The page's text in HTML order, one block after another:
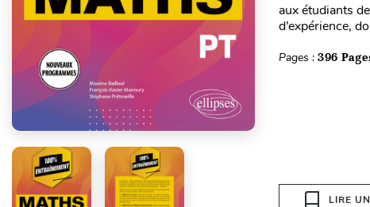
aux étudiants
d’expérience,
Pages : 396
LIRE